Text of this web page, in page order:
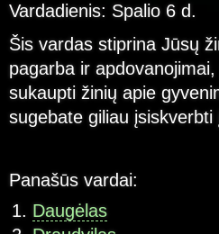
Vardadienis: Spalio 6 d.
Šis vardas stiprina Jūsų
pagarba ir
sukaupti žinių apie
sugebate giliau įsiskverbti
Panašūs vardai:
Daugėlas